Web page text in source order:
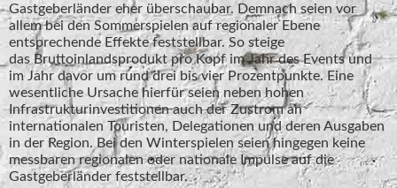
Gastgeberländer eher überschaubar. Demnach seien vor
allem bei den Sommerspielen auf regionaler Ebene
entsprechende Effekte feststellbar. So steige
das Bruttoinlandsprodukt pro Kopf im Jahr des Events und
im Jahr davor um rund drei bis vier Prozentpunkte. Eine
wesentliche Ursache hierfür seien neben hohen
Infrastrukturinvestitionen auch der Zustrom an
internationalen Touristen, Delegationen und deren Ausgaben
in der Region. Bei den Winterspielen seien hingegen keine
messbaren regionalen oder nationale Impulse auf die
Gastgeberländer feststellbar.